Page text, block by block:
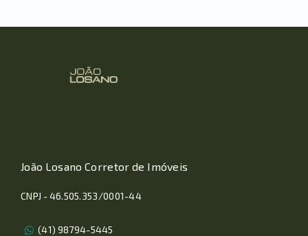
João Losano Corretor de Imóveis
CNPJ - 46.505.353/0001-44
(41) 98794-5445